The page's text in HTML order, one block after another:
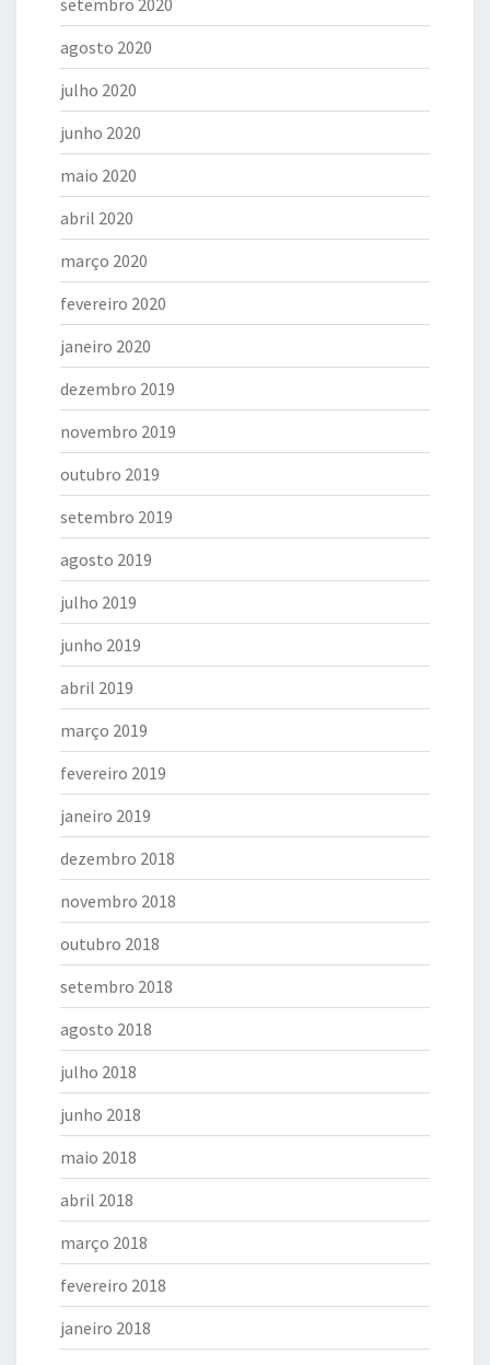
setembro 2020
agosto 2020
julho 2020
junho 2020
maio 2020
abril 2020
março 2020
fevereiro 2020
janeiro 2020
dezembro 2019
novembro 2019
outubro 2019
setembro 2019
agosto 2019
julho 2019
junho 2019
abril 2019
março 2019
fevereiro 2019
janeiro 2019
dezembro 2018
novembro 2018
outubro 2018
setembro 2018
agosto 2018
julho 2018
junho 2018
maio 2018
abril 2018
março 2018
fevereiro 2018
janeiro 2018